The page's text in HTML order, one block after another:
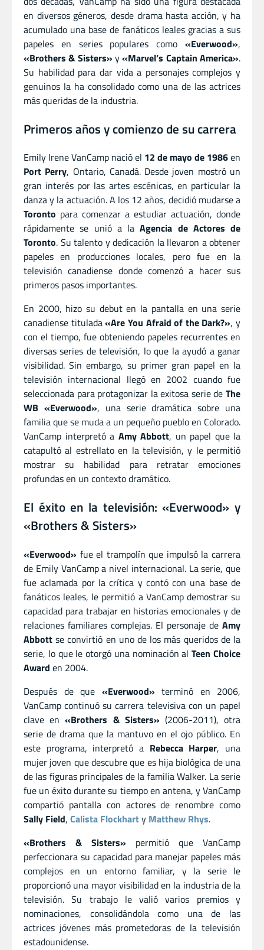
en diversos géneros, desde drama hasta acción, y ha
acumulado una base de fanáticos leales gracias a sus
papeles en series populares como «Everwood»,
«Brothers & Sisters» y«Marvel’s Captain America».
Su habilidad para dar vida a personajes complejos y
genuinos la ha consolidado como una de las actrices
más queridas de la industria.
Primeros años y comienzo de su carrera
Emily Irene VanCamp nació el 12 de mayo de 1986en
Port Perry, Ontario, Canadá. Desde joven mostró un
gran interés por las artes escénicas, en particular la
danza y la actuación. A los 12 años, decidió mudarse a
Toronto para comenzar a estudiar actuación, donde
rápidamente se unió a laAgencia de Actores de
Toronto. Su talento y dedicación la llevaron a obtener
papeles en producciones locales, pero fue en la
televisión canadiense donde comenzó a hacer sus
primeros pasos importantes.
En 2000, hizo su debut en la pantalla en una serie
canadiense titulada«Are You Afraid of the Dark?», y
con el tiempo, fue obteniendo papeles recurrentes en
diversas series de televisión, lo que la ayudó a ganar
visibilidad. Sin embargo, su primer gran papel en la
televisión internacional llegó en 2002 cuando fue
seleccionada para protagonizar la exitosa serie de The
WB «Everwood», una serie dramática sobre una
familia que se muda a un pequeño pueblo en Colorado.
VanCamp interpretó a Amy Abbott, un papel que la
catapultó al estrellato en la televisión, y le permitió
mostrar su habilidad para retratar emociones
profundas en un contexto dramático.
El éxito en la televisión: «Everwood» y
«Brothers & Sisters»
«Everwood» fue el trampolín que impulsó la carrera
de Emily VanCamp a nivel internacional. La serie, que
fue aclamada por la crítica y contó con una base de
fanáticos leales, le permitió a VanCamp demostrar su
capacidad para trabajar en historias emocionales y de
relaciones familiares complejas. El personaje de Amy
Abbott se convirtió en uno de los más queridos de la
serie, lo que le otorgó una nominación alTeen Choice
Award en 2004.
Después de que «Everwood» terminó en 2006,
VanCamp continuó su carrera televisiva con un papel
clave en«Brothers & Sisters» (2006-2011), otra
serie de drama que la mantuvo en el ojo público. En
este programa, interpretó a Rebecca Harper, una
mujer joven que descubre que es hija biológica de una
de las figuras principales de la familia Walker. La serie
fue un éxito durante su tiempo en antena, y VanCamp
compartió pantalla con actores de renombre como
Sally Field, Calista Flockharty Matthew Rhys.
«Brothers & Sisters» permitió que VanCamp
perfeccionara su capacidad para manejar papeles más
complejos en un entorno familiar, y la serie le
proporcionó una mayor visibilidad en la industria de la
televisión. Su trabajo le valió varios premios y
nominaciones, consolidándola como una de las
actrices jóvenes más prometedoras de la televisión
estadounidense.